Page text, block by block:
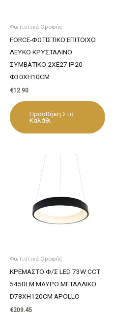
Φωτιστικά Οροφής
FORCE-ΦΩΤΙΣΤΙΚΟ ΕΠΙΤΟΙΧΟ
ΛΕΥΚΟ ΚΡΥΣΤΑΛΙΝΟ
ΣΥΜΒΑΤΙΚΟ 2ΧΕ27 IP20
Φ30ΧΗ10CΜ
€12.90
Προσθήκη Στο
Καλάθι
Φωτιστικά Οροφής
ΚΡΕΜΑΣΤΟ Φ/Σ LED 73W CCT
5450LM ΜΑΥΡΟ ΜΕΤΑΛΛΙΚΟ
D78XH120CM APOLLO
€209.45